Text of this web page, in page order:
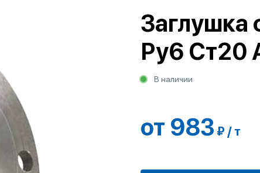
Заглушка
Ру6 Ст20
В наличии
от 983 ₽ / т